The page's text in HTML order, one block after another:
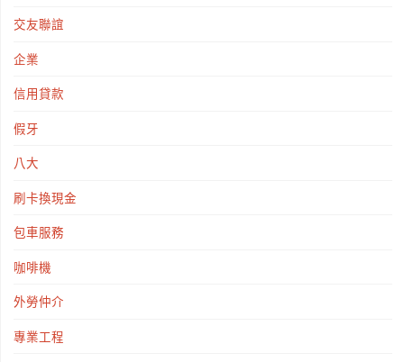
交友聯誼
企業
信用貸款
假牙
八大
刷卡換現金
包車服務
咖啡機
外勞仲介
專業工程